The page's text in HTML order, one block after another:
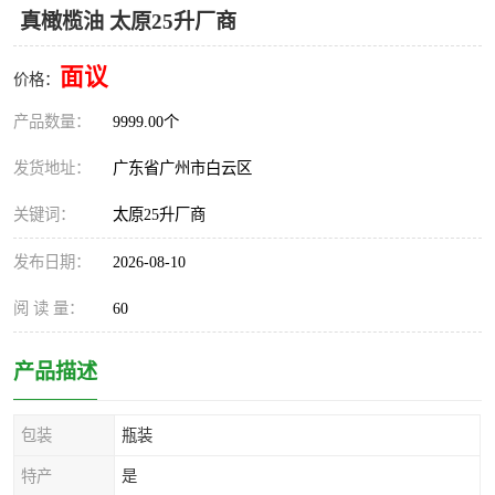
真橄榄油 太原25升厂商
价格： 面议
产品数量： 9999.00个
发货地址： 广东省广州市白云区
关键词： 太原25升厂商
发布日期： 2026-08-10
阅 读 量： 60
产品描述
包装 瓶装
特产 是